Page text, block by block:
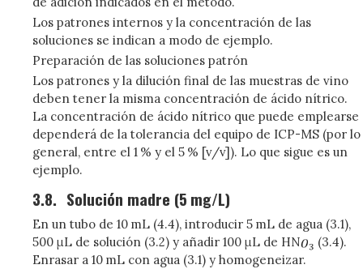
Los patrones internos y la concentración de las
soluciones se indican a modo de ejemplo.
Preparación de las soluciones patrón
Los patrones y la dilución final de las muestras de vino
deben tener la misma concentración de ácido nítrico.
La concentración de ácido nítrico que puede emplearse
dependerá de la tolerancia del equipo de ICP-MS (por lo
general, entre el 1 % y el 5 % [v/v]). Lo que sigue es un
ejemplo.
3.8. Solución madre (5 mg/L)
En un tubo de 10 mL (4.4), introducir 5 mL de agua (3.1),
500 μL de solución (3.2) y añadir 100 μL de HN
(3.4).
Enrasar a 10 mL con agua (3.1) y homogeneizar.